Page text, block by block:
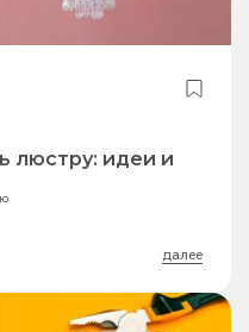
люстру: идеи и
далее